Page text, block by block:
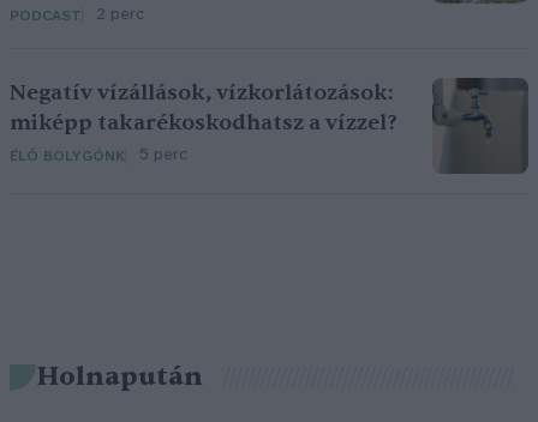
PODCAST 2 perc
Negatív vízállások, vízkorlátozások:
miképp takarékoskodhatsz a vízzel?
ÉLŐ BOLYGÓNK 5 perc
Holnapután